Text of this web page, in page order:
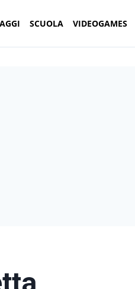
SCUOLA VIDEOGAMES